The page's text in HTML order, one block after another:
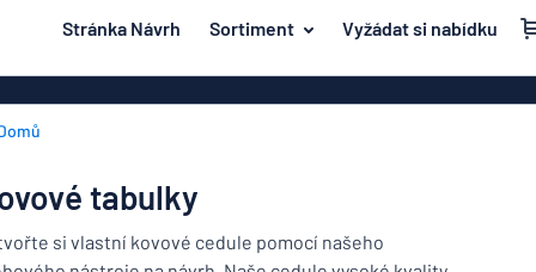
hlavní obsah
Stránka Návrh Sortiment Vyžádat si nabídku
Dvěře a poštovní schránka
Dum a domácnost
Doprava a vozidla
Značení z
navrhovat
tabulky
si vlastní kovové cedule pomocí našeho